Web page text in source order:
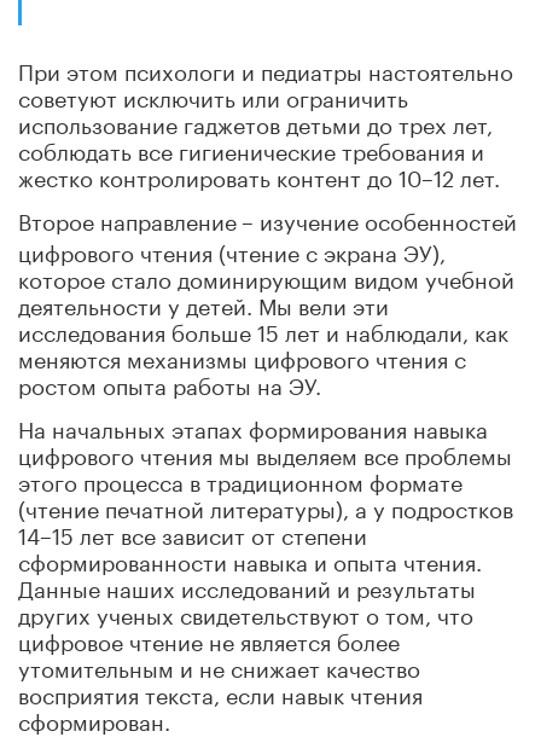
При этом психологи и педиатры настоятельно
советуют исключить или ограничить
использование гаджетов детьми до трех лет,
соблюдать все гигиенические требования и
жестко контролировать контент до 10–12 лет.
Второе направление– изучение особенностей
цифрового чтения (чтение с экрана ЭУ),
которое стало доминирующим видом учебной
деятельности у детей. Мы вели эти
исследования больше 15 лет и наблюдали, как
меняются механизмы цифрового чтения с
ростом опыта работы на ЭУ.
На начальных этапах формирования навыка
цифрового чтения мы выделяем все проблемы
этого процесса в традиционном формате
(чтение печатной литературы), а у подростков
14–15 лет все зависит от степени
сформированности навыка и опыта чтения.
Данные наших исследований и результаты
других ученых свидетельствуют о том, что
цифровое чтение не является более
утомительным и не снижает качество
восприятия текста, если навык чтения
сформирован.